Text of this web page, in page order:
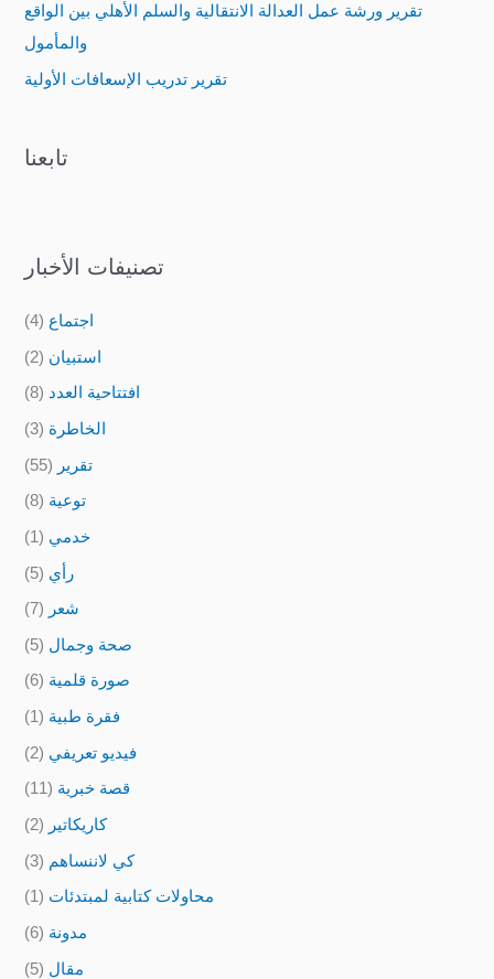
r
:
تقرير ورشة عمل العدالة الانتقالية والسلم الأهلي بين الواقع
والمأمول
تقرير تدريب الإسعافات الأولية
تابعنا
تصنيفات الأخبار
اجتماع (4)
استبيان (2)
افتتاحية العدد (8)
الخاطرة (3)
تقرير (55)
توعية (8)
خدمي (1)
رأي (5)
شعر (7)
صحة وجمال (5)
صورة قلمية (6)
فقرة طبية (1)
فيديو تعريفي (2)
قصة خبرية (11)
كاريكاتير (2)
كي لاننساهم (3)
محاولات كتابية لمبتدئات (1)
مدونة (6)
مقال (5)